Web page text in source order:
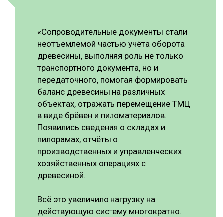
«Сопроводительные документы стали
неотъемлемой частью учёта оборота
древесины, выполняя роль не только
транспортного документа, но и
передаточного, помогая формировать
баланс древесины на различных
объектах, отражать перемещение ТМЦ
в виде брёвен и пиломатериалов.
Появились сведения о складах и
пилорамах, отчёты о
производственных и управленческих
хозяйственных операциях с
древесиной.
Всё это увеличило нагрузку на
действующую систему многократно.